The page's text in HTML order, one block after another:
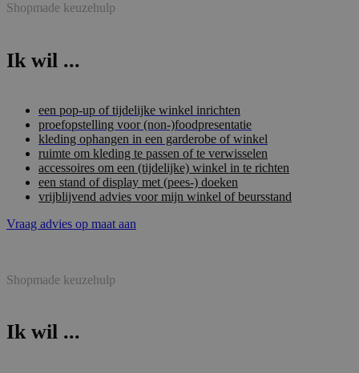
Shopmade keuzehulp
Ik wil ...
een pop-up of tijdelijke winkel inrichten
proefopstelling voor (non-)foodpresentatie
kleding ophangen in een garderobe of winkel
ruimte om kleding te passen of te verwisselen
accessoires om een (tijdelijke) winkel in te richten
een stand of display met (pees-) doeken
vrijblijvend advies voor mijn winkel of beursstand
Vraag advies op maat aan
Shopmade keuzehulp
Ik wil ...